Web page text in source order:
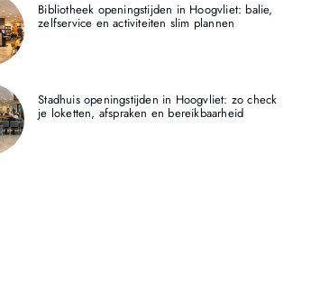
Bibliotheek openingstijden in Hoogvliet: balie,
zelfservice en activiteiten slim plannen
Stadhuis openingstijden in Hoogvliet: zo check
je loketten, afspraken en bereikbaarheid